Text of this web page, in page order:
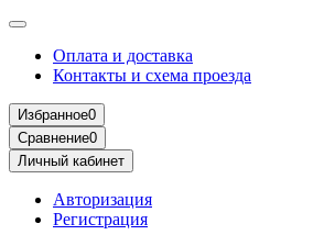
Оплата и доставка
Контакты и схема проезда
Избранное0
Сравнение0
Личный кабинет
Авторизация
Регистрация